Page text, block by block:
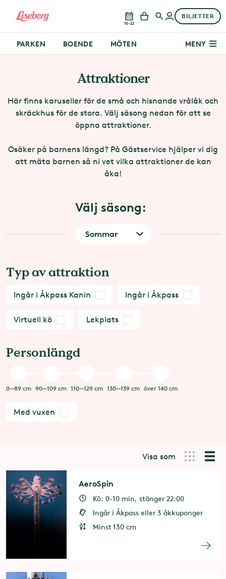
10–22
BILJETTER
PARKEN BOENDE MÖTEN MENY
Attraktioner
Här finns karuseller för de små och hisnande vrålåk och
skräckhus för de stora. Välj säsong nedan för att se
öppna attraktioner.
Osäker på barnens längd? På Gästservice hjälper vi dig
att mäta barnen så ni vet vilka attraktioner de kan
åka!
Välj säsong:
Typ av attraktion
Ingår i Åkpass Kanin Ingår i Åkpass
Virtuell kö Lekplats
Personlängd
0—89 cm 90—109 cm 110—129 cm 130—139 cm över 140 cm
Med vuxen
Visa som
AeroSpin
Kö: 0-10 min, stänger 22:00
Ingår i Åkpass eller 3 åkkuponger
Minst 130 cm